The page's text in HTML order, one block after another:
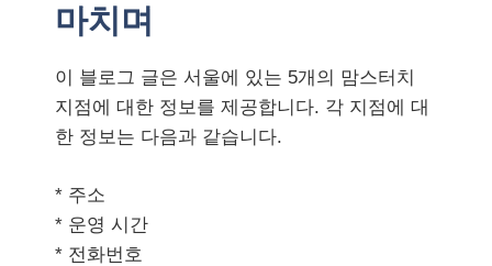
마치며
이 블로그 글은 서울에 있는 5개의 맘스터치
지점에 대한 정보를 제공합니다. 각 지점에 대
한 정보는 다음과 같습니다.
* 주소
* 운영 시간
* 전화번호